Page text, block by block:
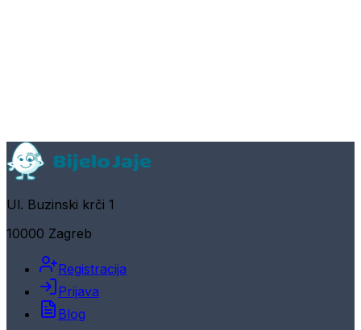
Ul. Buzinski krči 1
10000 Zagreb
Registracija
Prijava
Blog